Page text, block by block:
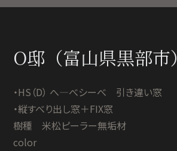
O邸（富山県黒部市）
・HS（D） へ―べシーべ 引き違い窓
・縦すべり出し窓＋FIX窓
樹種 米松ピーラー無垢材
color